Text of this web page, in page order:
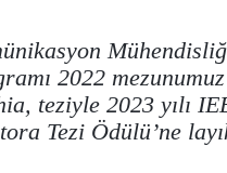
2022
teziyle 2023 yılı
Tezi Ödülü’ne